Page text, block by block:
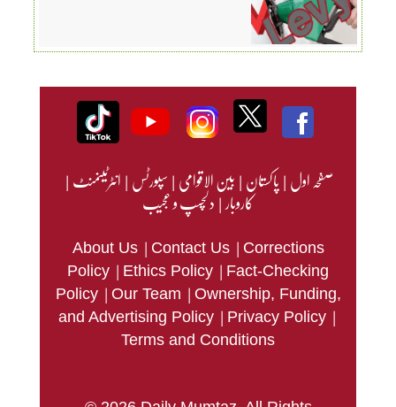
صفحہ اول|پاکستان|بین الاقوامی|سپورٹس|انٹرٹینمنٹ|
کاروبار|دلچسپ و عجیب
About Us | Contact Us | Corrections
Policy | Ethics Policy | Fact-Checking
Policy | Our Team | Ownership, Funding,
and Advertising Policy | Privacy Policy |
Terms and Conditions